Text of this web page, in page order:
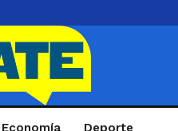
Economía Deporte